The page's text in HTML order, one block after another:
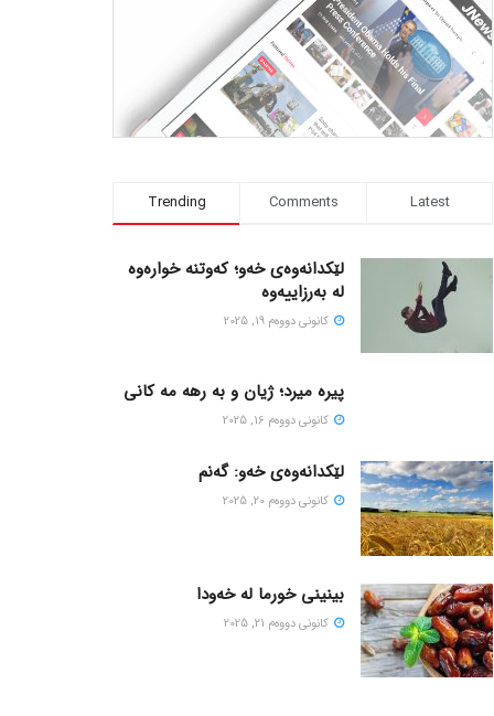
Trending Comments Latest
لێکدانەوەی خەو؛ کەوتنە خوارەوە
لە بەرزاییەوە
كانونی دووه‌م 19, 2025
پیره میرد؛ ژیان و به رهه مه کانی
كانونی دووه‌م 16, 2025
لێکدانەوەی خەو: گەنم
كانونی دووه‌م 20, 2025
بینینی خورما لە خەودا
كانونی دووه‌م 21, 2025